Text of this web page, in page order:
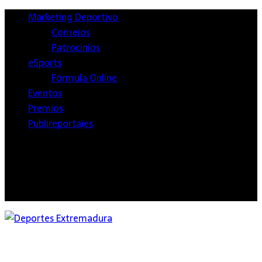
Marketing Deportivo
Consejos
Patrocinios
eSports
Fórmula Online
Eventos
Premios
Publireportajes